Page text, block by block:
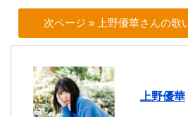
次ページ » 上野優華さんの歌
上野優華